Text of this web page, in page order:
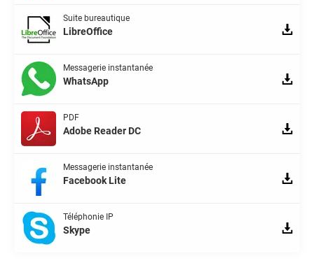
Suite bureautique
LibreOffice
Messagerie instantanée
WhatsApp
PDF
Adobe Reader DC
Messagerie instantanée
Facebook Lite
Téléphonie IP
Skype